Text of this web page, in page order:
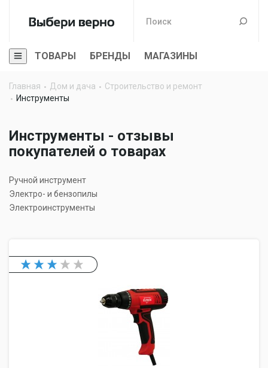
ТОВАРЫ БРЕНДЫ МАГАЗИНЫ
Главная Дом и дача
Строительство и ремонт
Инструменты
Инструменты - отзывы
покупателей о товарах
Ручной инструмент
Электро- и бензопилы
Электроинструменты